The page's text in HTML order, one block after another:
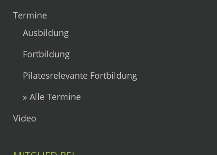
Termine
Ausbildung
Fortbildung
Pilatesrelevante Fortbildung
» Alle Termine
Video